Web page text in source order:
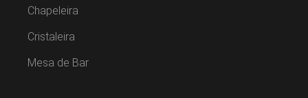
Chapeleira
Cristaleira
Mesa de Bar